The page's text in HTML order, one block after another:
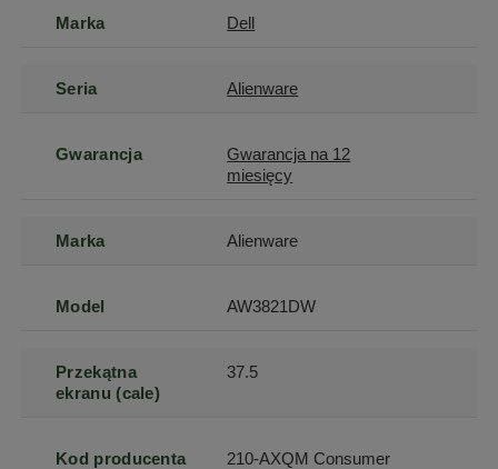
Marka Dell
Seria Alienware
Gwarancja
Gwarancja na 12
miesięcy
Marka Alienware
Model AW3821DW
Przekątna
ekranu (cale)
37.5
Kod producenta 210-AXQM Consumer